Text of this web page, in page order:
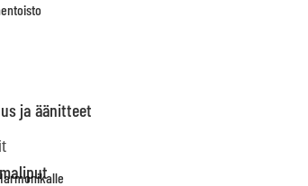
ja äänitteet